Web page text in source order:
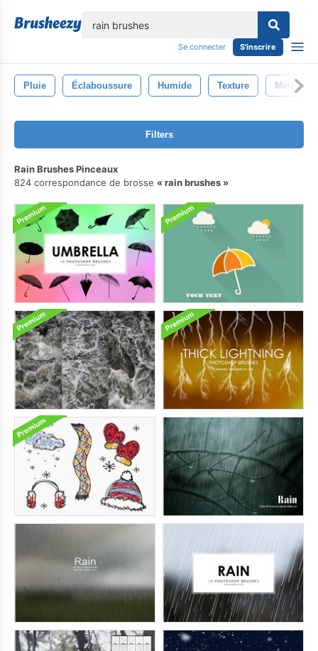
Se connecter S'inscrire
Pluie Éclaboussure Humide Texture Météo
Filters
Rain Brushes Pinceaux
824 correspondance de brosse
rain brushes